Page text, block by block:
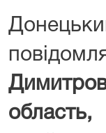
область,